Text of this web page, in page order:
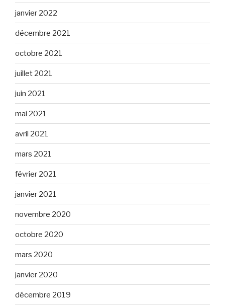
janvier 2022
décembre 2021
octobre 2021
juillet 2021
juin 2021
mai 2021
avril 2021
mars 2021
février 2021
janvier 2021
novembre 2020
octobre 2020
mars 2020
janvier 2020
décembre 2019